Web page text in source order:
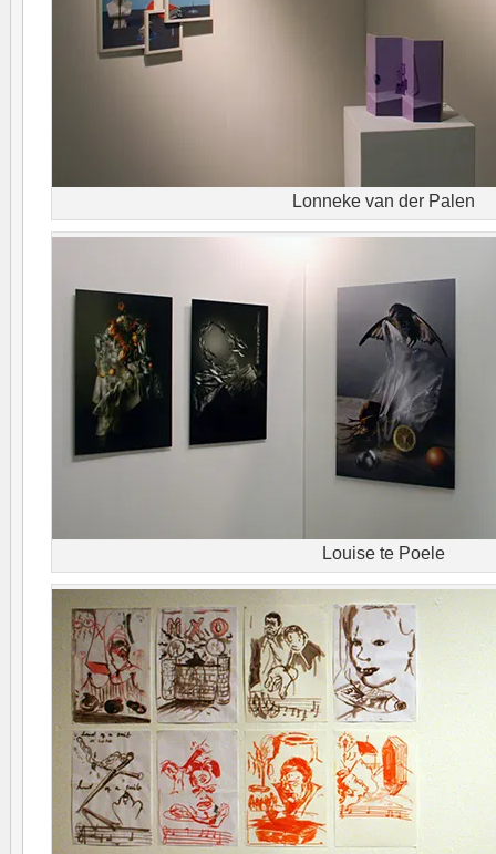
Lonneke van der Palen
Louise te Poele